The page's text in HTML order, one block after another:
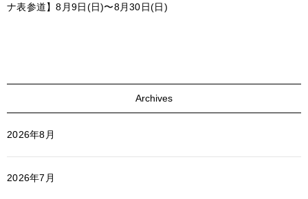
ナ表参道】8月9日(日)〜8月30日(日)
Archives
2026年8月
2026年7月